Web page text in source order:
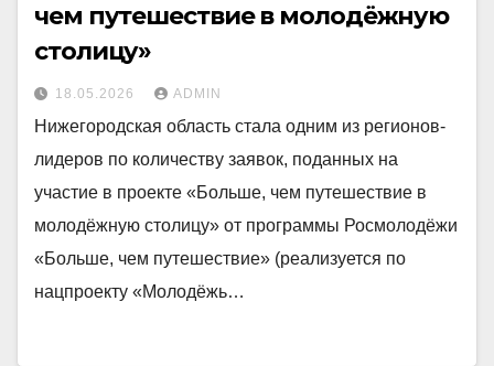
чем путешествие в молодёжную
столицу»
18.05.2026 ADMIN
Нижегородская область стала одним из регионов-
лидеров по количеству заявок, поданных на
участие в проекте «Больше, чем путешествие в
молодёжную столицу» от программы Росмолодёжи
«Больше, чем путешествие» (реализуется по
нацпроекту «Молодёжь…